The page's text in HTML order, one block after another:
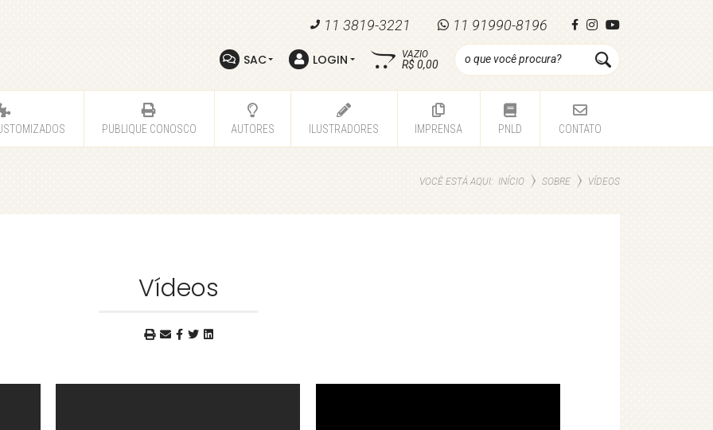
11 3819-3221 11 91990-8196
SAC LOGIN VAZIO
R$ 0,00
PUBLIQUE CONOSCO AUTORES ILUSTRADORES IMPRENSA PNLD CONTATO
VOCÊ ESTÁ AQUI: INÍCIO SOBRE VÍDEOS
Vídeos